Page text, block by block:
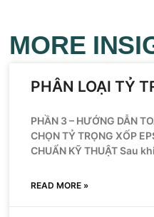
MORE
PHÂN LOẠI TỶ
PHẦN 3 – HƯỚNG DẪN
CHỌN TỶ TRỌNG XỐP
CHUẨN KỸ THUẬT Sau khi
READ MORE »